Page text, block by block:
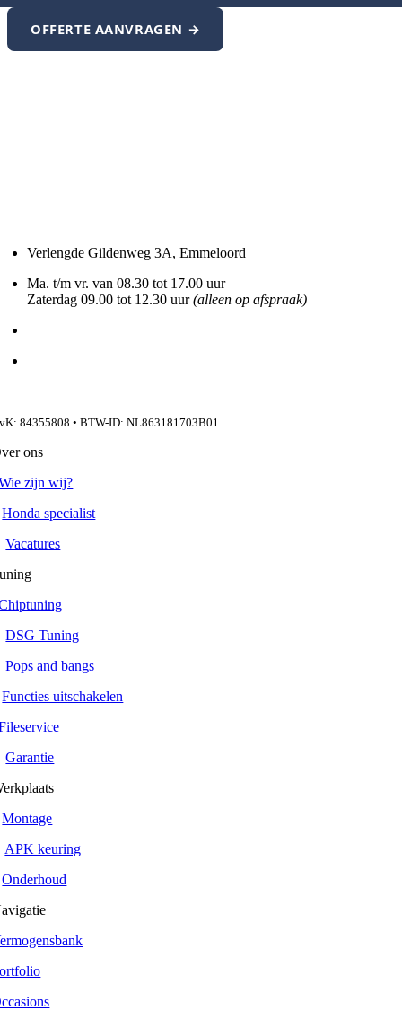
OFFERTE AANVRAGEN →
Verlengde Gildenweg 3A, Emmeloord
Ma. t/m vr. van 08.30 tot 17.00 uur
Zaterdag 09.00 tot 12.30 uur(alleen op afspraak)
84355808 • BTW-ID: NL863181703B01
ons
zijn wij?
Honda specialist
Vacatures
DSG Tuning
Pops and bangs
Functies uitschakelen
Garantie
Montage
APK keuring
Onderhoud